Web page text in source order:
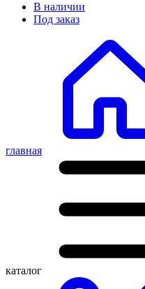
В наличии
Под заказ
главная
каталог